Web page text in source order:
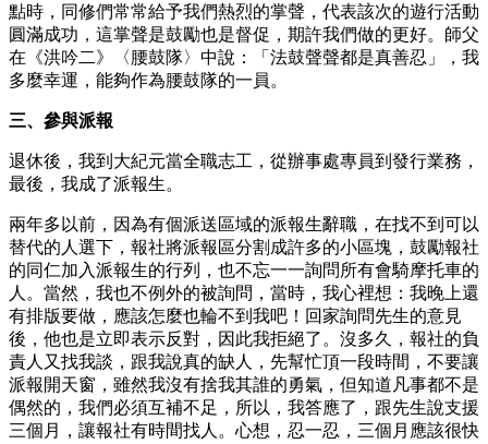
點時，同修們常常給予我們熱烈的掌聲，代表該次的遊行活動
圓滿成功，這掌聲是鼓勵也是督促，期許我們做的更好。師父
在《洪吟二》〈腰鼓隊〉中說：「法鼓聲聲都是真善忍」，我
多麼幸運，能夠作為腰鼓隊的一員。
三、參與派報
退休後，我到大紀元當全職志工，從辦事處專員到發行業務，
最後，我成了派報生。
兩年多以前，因為有個派送區域的派報生辭職，在找不到可以
替代的人選下，報社將派報區分割成許多的小區塊，鼓勵報社
的同仁加入派報生的行列，也不忘一一詢問所有會騎摩托車的
人。當然，我也不例外的被詢問，當時，我心裡想：我晚上還
有排版要做，應該怎麼也輪不到我吧！回家詢問先生的意見
後，他也是立即表示反對，因此我拒絕了。沒多久，報社的負
責人又找我談，跟我說真的缺人，先幫忙頂一段時間，不要讓
派報開天窗，雖然我沒有捨我其誰的勇氣，但知道凡事都不是
偶然的，我們必須互補不足，所以，我答應了，跟先生說支援
三個月，讓報社有時間找人。心想，忍一忍，三個月應該很快